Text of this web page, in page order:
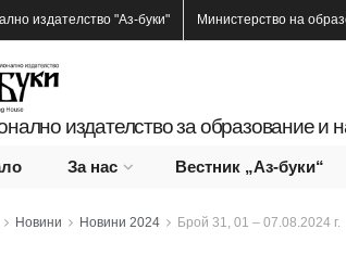
издателство "Аз-буки" Министерство на
издателство за образование и
За нас Вестник „Аз-буки“
Новини Новини 2024 Брой 31, 01 – 07.08.2024 г.